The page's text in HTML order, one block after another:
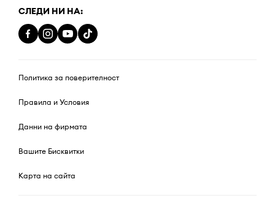
СЛЕДИ НИ НА:
Политика за поверителност
Правила и Условия
Данни на фирмата
Вашите Бисквитки
Карта на сайта